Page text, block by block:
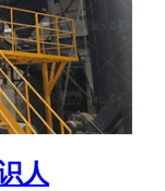
人